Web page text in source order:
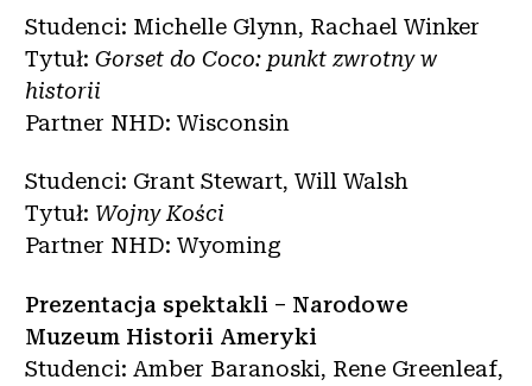
Studenci: Michelle Glynn, Rachael Winker
Tytuł: Gorset do Coco: punkt zwrotny w
historii
Partner NHD: Wisconsin
Studenci: Grant Stewart, Will Walsh
Tytuł: Wojny Kości
Partner NHD: Wyoming
Prezentacja spektakli – Narodowe
Muzeum Historii Ameryki
Studenci: Amber Baranoski, Rene Greenleaf,